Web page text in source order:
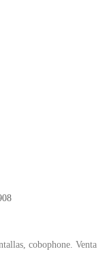
cobophone. Venta